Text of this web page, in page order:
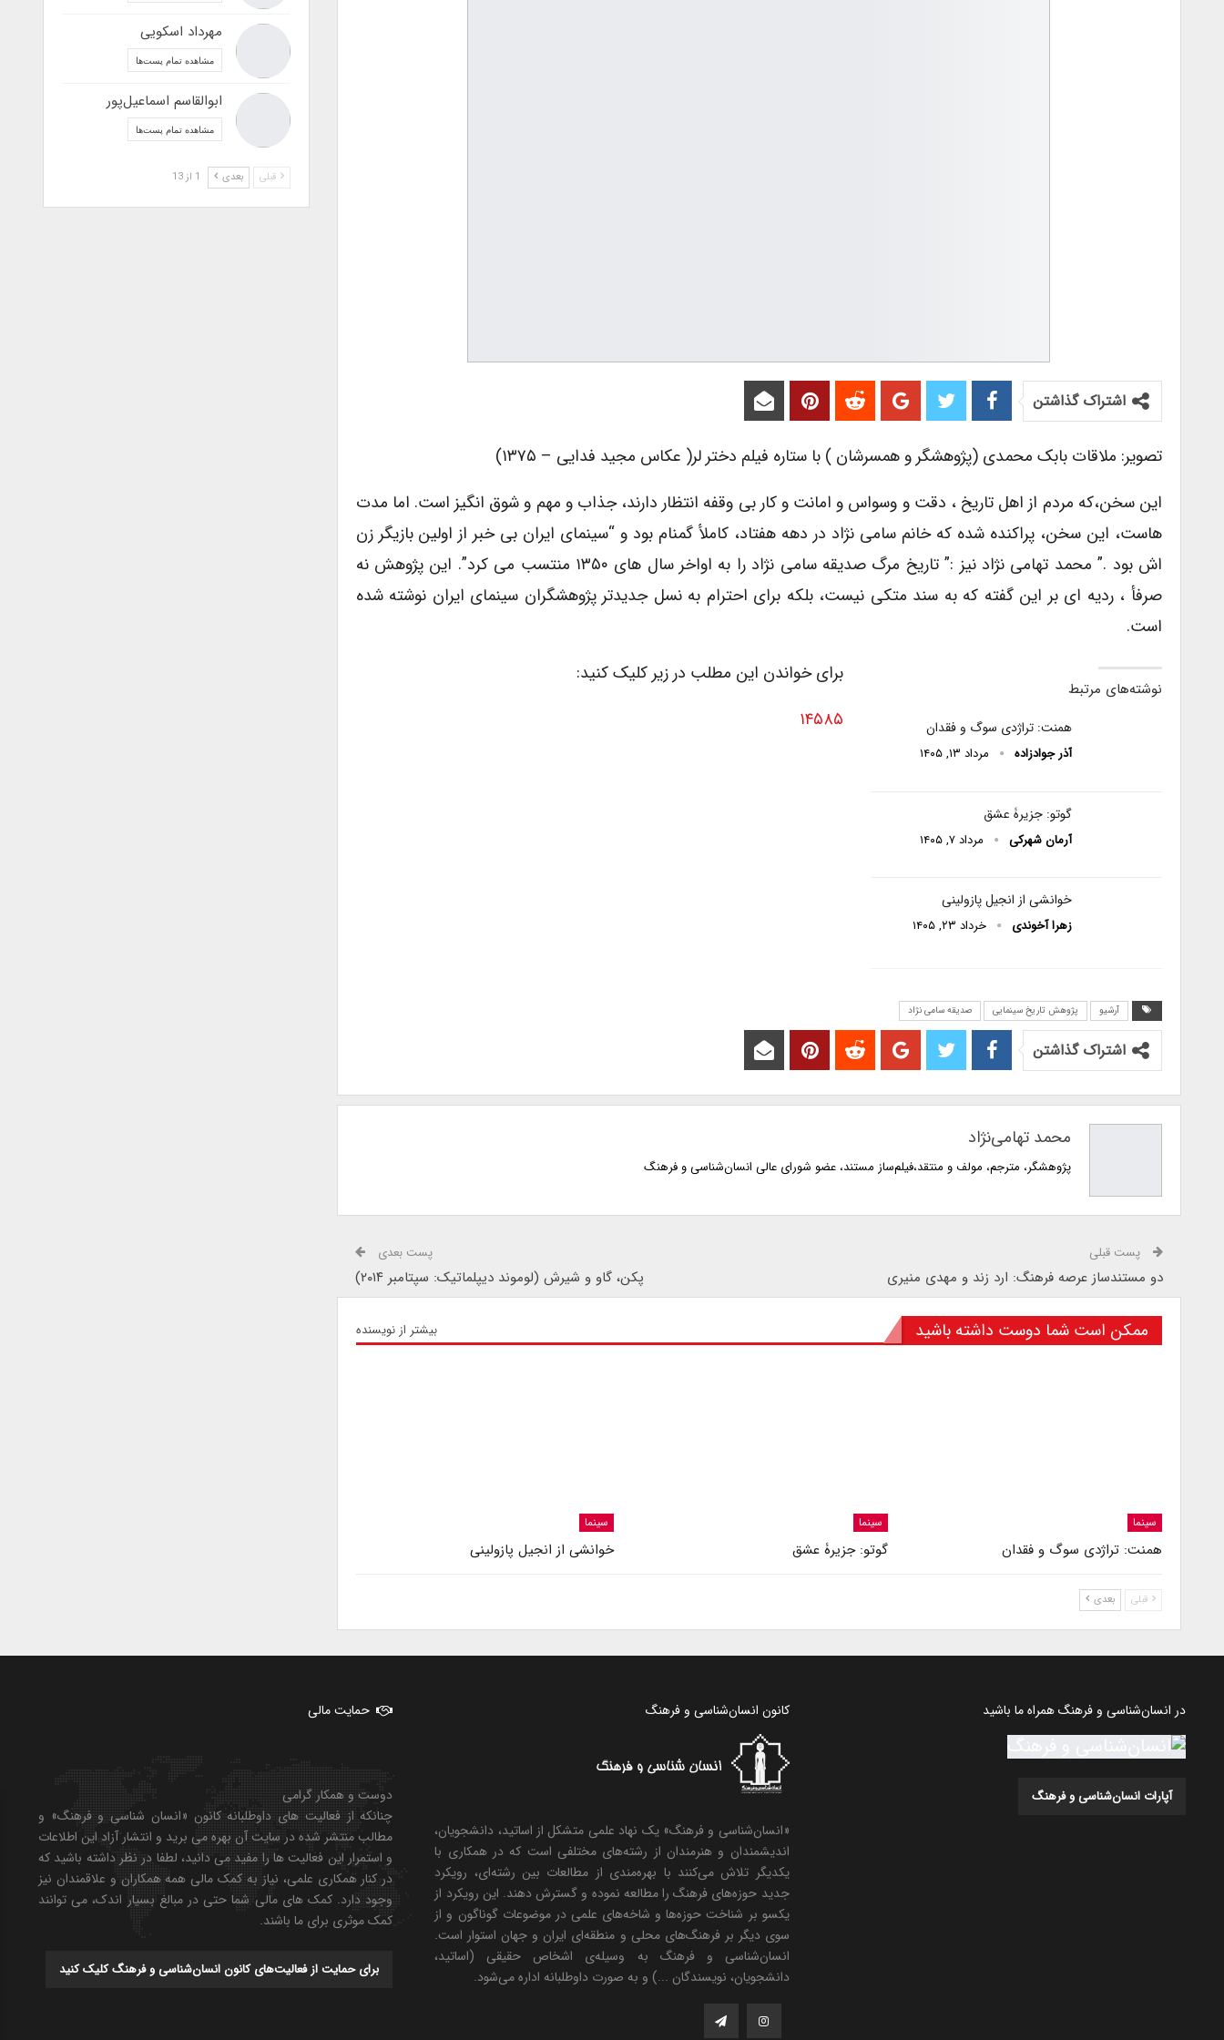
اشتراک گذاشتن
تصویر: ملاقات بابک محمدی (پژوهشگر و همسرشان ) با ستاره فیلم دختر لر( عکاس مجید فدایی – ۱۳۷۵)
این سخن،که مردم از اهل تاریخ ، دقت و وسواس و امانت و کار بی وقفه انتظار دارند، جذاب و مهم و شوق انگیز است. اما مدت
هاست، این سخن، پراکنده شده که خانم سامی نژاد در دهه هفتاد، کاملأ گمنام بود و “سینمای ایران بی خبر از اولین بازیگر زن
اش بود .” محمد تهامی نژاد نیز :” تاریخ مرگ صدیقه سامی نژاد را به اواخر سال های ۱۳۵۰ منتسب می کرد”. این پژوهش نه
صرفأ ، ردیه ای بر این گفته که به سند متکی نیست، بلکه برای احترام به نسل جدیدتر پژوهشگران سینمای ایران نوشته شده
است.
نوشته‌های مرتبط
همنت: تراژدی سوگ و فقدان
آذر جوادزاده مرداد ۱۳, ۱۴۰۵
گوتو: جزیرۀ عشق
آرمان شهرکی مرداد ۷, ۱۴۰۵
خوانشی از انجیل پازولینی
زهرا آخوندی خرداد ۲۳, ۱۴۰۵
برای خواندن این مطلب در زیر کلیک کنید:
۱۴۵۸۵
آرشیو پژوهش تاریخ سینمایی صدیقه سامی نژاد
اشتراک گذاشتن
محمد تهامی‌نژاد
پژوهشگر، مترجم، مولف و منتقد،فیلم‌ساز مستند، عضو شورای عالی انسان‌شناسی و فرهنگ
پست قبلی
دو مستندساز عرصه فرهنگ: ارد زند و مهدی منیری
پست بعدی
پکن، گاو و شیرش (لوموند دیپلماتیک: سپتامبر ۲۰۱۴)
ممکن است شما دوست داشته باشید بیشتر از نویسنده
سینما
همنت: تراژدی سوگ و فقدان
سینما
گوتو: جزیرۀ عشق
سینما
خوانشی از انجیل پازولینی
قبلی بعدی
مهرداد اسکویی
مشاهده تمام پست‌ها
ابوالقاسم اسماعیل‌پور
مشاهده تمام پست‌ها
قبلی بعدی 1 از 13
در انسان‌شناسی و فرهنگ همراه ما باشید
آپارات انسان‌شناسی و فرهنگ
کانون انسان‌شناسی و فرهنگ
«انسان‌شناسی و فرهنگ» یک نهاد علمی متشکل از اساتید، دانشجویان،
اندیشمندان و هنرمندان از رشته‌های مختلفی است که در همکاری با
یکدیگر تلاش می‌کنند با بهره‌مندی از مطالعات بین رشته‌ای، رویکرد
جدید حوزه‌های فرهنگ را مطالعه نموده و گسترش دهند. این رویکرد از
یکسو بر شناخت حوزه‌ها و شاخه‌های علمی در موضوعات گوناگون و از
سوی دیگر بر فرهنگ‌های محلی و منطقه‌ای ایران و جهان استوار است.
انسان‌شناسی و فرهنگ به وسیله‌ی اشخاص حقیقی (اساتید،
دانشجویان، نویسندگان ...) و به صورت داوطلبانه اداره می‌شود.
حمایت مالی
دوست و همکار گرامی
چنانکه از فعالیت های داوطلبانه کانون «انسان شناسی و فرهنگ» و
مطالب منتشر شده در سایت آن بهره می برید و انتشار آزاد این اطلاعات
و استمرار این فعالیت ها را مفید می دانید، لطفا در نظر داشته باشید که
در کنار همکاری علمی، نیاز به کمک مالی همه همکاران و علاقمندان نیز
وجود دارد. کمک های مالی شما حتی در مبالغ بسیار اندک، می توانند
کمک موثری برای ما باشند.
برای حمایت از فعالیت‌های کانون انسان‌شناسی و فرهنگ کلیک کنید